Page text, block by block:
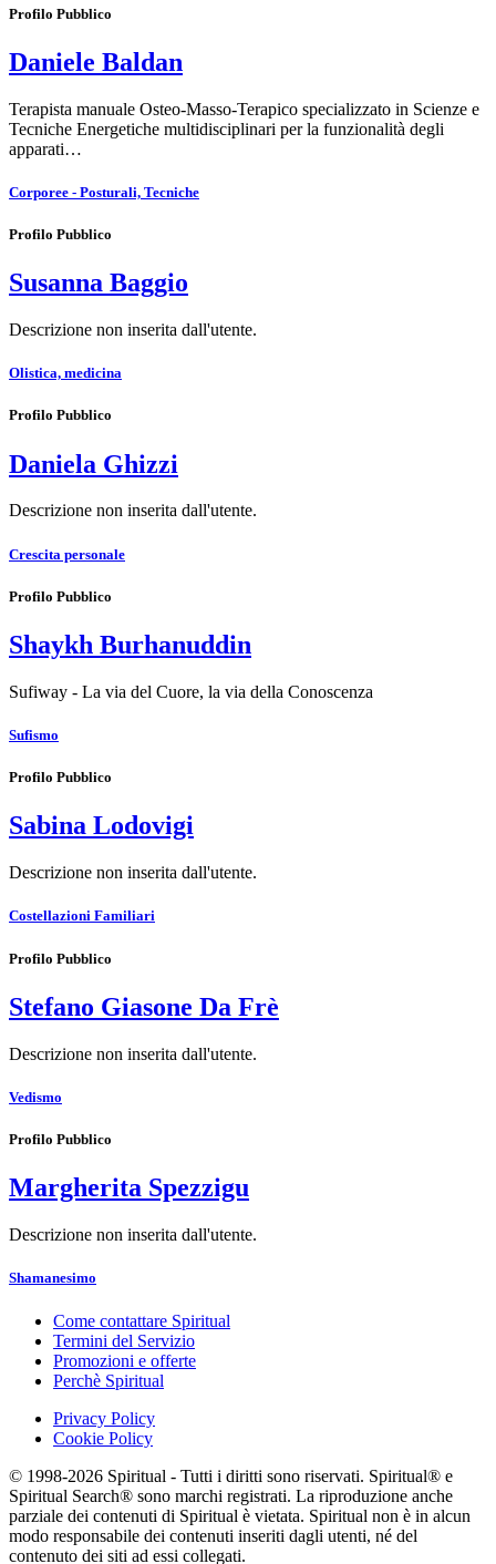
Profilo Pubblico
Daniele Baldan
Terapista manuale Osteo-Masso-Terapico specializzato in Scienze e
Tecniche Energetiche multidisciplinari per la funzionalità degli
apparati…
Corporee - Posturali, Tecniche
Profilo Pubblico
Susanna Baggio
Descrizione non inserita dall'utente.
Olistica, medicina
Profilo Pubblico
Daniela Ghizzi
Descrizione non inserita dall'utente.
Crescita personale
Profilo Pubblico
Shaykh Burhanuddin
Sufiway - La via del Cuore, la via della Conoscenza
Sufismo
Profilo Pubblico
Sabina Lodovigi
Descrizione non inserita dall'utente.
Costellazioni Familiari
Profilo Pubblico
Stefano Giasone Da Frè
Descrizione non inserita dall'utente.
Vedismo
Profilo Pubblico
Margherita Spezzigu
Descrizione non inserita dall'utente.
Shamanesimo
Come contattare Spiritual
Termini del Servizio
Promozioni e offerte
Perchè Spiritual
Privacy Policy
Cookie Policy
© 1998-2026 Spiritual - Tutti i diritti sono riservati. Spiritual® e
Spiritual Search® sono marchi registrati. La riproduzione anche
parziale dei contenuti di Spiritual è vietata. Spiritual non è in alcun
modo responsabile dei contenuti inseriti dagli utenti, né del
contenuto dei siti ad essi collegati.